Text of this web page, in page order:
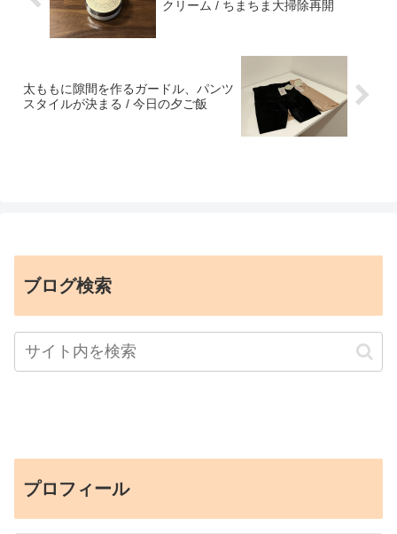
クリーム / ちまちま大掃除再開
太ももに隙間を作るガードル、パンツ
スタイルが決まる / 今日の夕ご飯
ブログ検索
プロフィール